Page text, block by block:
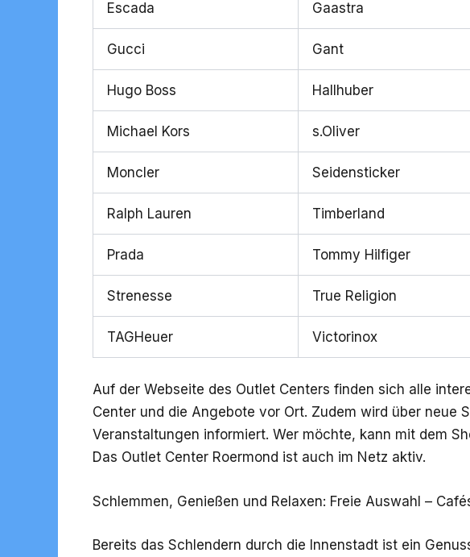
Escada Gaastra
Gucci Gant
Hugo Boss Hallhuber
Michael Kors s.Oliver
Moncler Seidensticker
Ralph Lauren Timberland
Prada Tommy Hilfiger
Strenesse True Religion
TAGHeuer Victorinox
Auf der Webseite des Outlet Centers finden sich alle
Center und die Angebote vor Ort. Zudem wird über neue
Veranstaltungen informiert. Wer möchte, kann mit dem
Das Outlet Center Roermond ist auch im Netz aktiv.
Schlemmen, Genießen und Relaxen: Freie Auswahl –
Bereits das Schlendern durch die Innenstadt ist ein